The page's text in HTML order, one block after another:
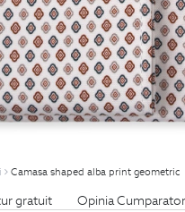
Camasa shaped alba print geometric
gratuit Opinia